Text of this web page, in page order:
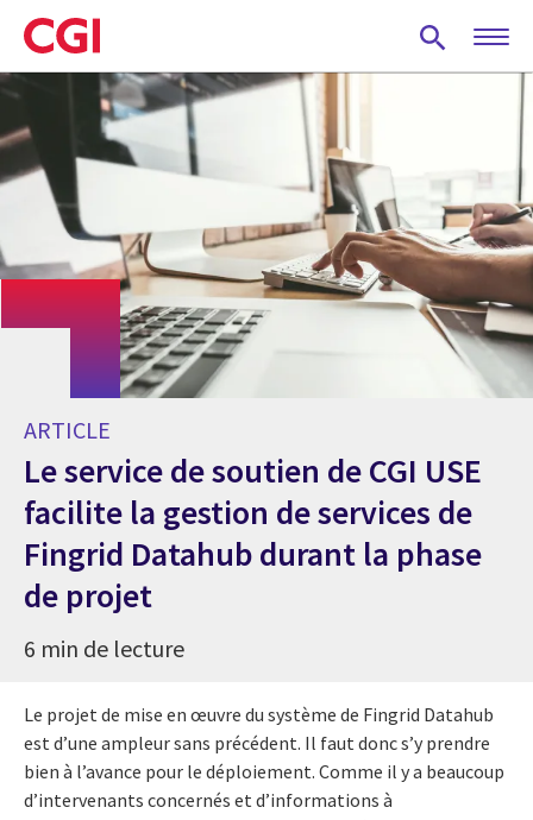
Skip
to
main
ARTICLE
Le service de soutien de CGI USE
facilite la gestion de services de
Fingrid Datahub durant la phase
de projet
6 min de lecture
Le projet de mise en œuvre du système de Fingrid Datahub
est d’une ampleur sans précédent. Il faut donc s’y prendre
bien à l’avance pour le déploiement. Comme il y a beaucoup
d’intervenants concernés et d’informations à